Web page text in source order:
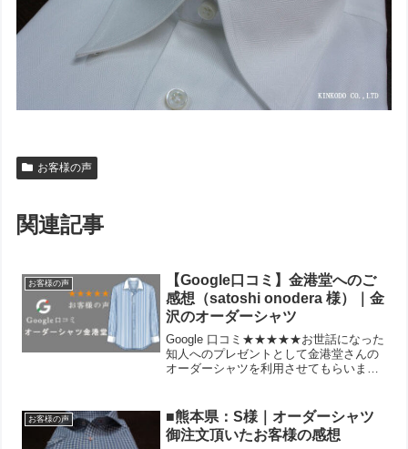
お客様の声
関連記事
お客様の声
【Google口コミ】金港堂へのご
感想（satoshi onodera 様）｜金
沢のオーダーシャツ
Google 口コミ★★★★★お世話になった
知人へのプレゼントとして金港堂さんの
オーダーシャツを利用させてもらいまし
投稿者：satoshi onodera投稿日：20...
お客様の声
■熊本県：S様｜オーダーシャツ
御注文頂いたお客様の感想